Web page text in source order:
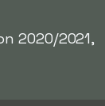
2020/2021,